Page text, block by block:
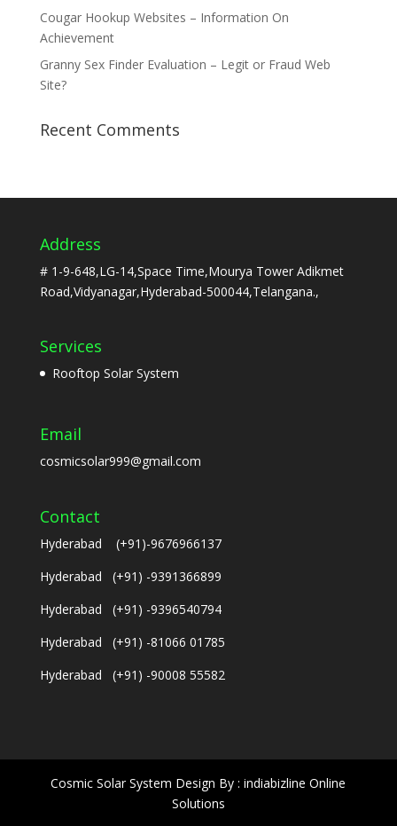
Cougar Hookup Websites – Information On
Achievement
Granny Sex Finder Evaluation – Legit or Fraud Web
Site?
Recent Comments
Address
# 1-9-648,LG-14,Space Time,Mourya Tower Adikmet
Road,Vidyanagar,Hyderabad-500044,Telangana.,
Services
Rooftop Solar System
Email
cosmicsolar999@gmail.com
Contact
Hyderabad (+91)-9676966137
Hyderabad (+91) -9391366899
Hyderabad (+91) -9396540794
Hyderabad (+91) -81066 01785
Hyderabad (+91) -90008 55582
Cosmic Solar System Design By : indiabizline Online
Solutions